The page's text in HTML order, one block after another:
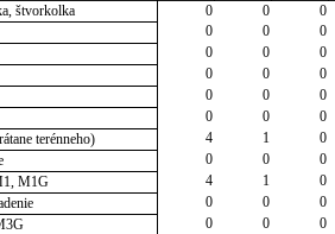
štvorkolka
0 0
0
0 0
0
0 0
0
0 0
0
0 0
0
0 0
0
terénneho)
4 1
0
0 0
0
M1G
4 1
0
0 0
0
0 0
0